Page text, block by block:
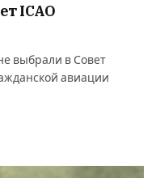
ICAO
выбрали в Совет
авиации